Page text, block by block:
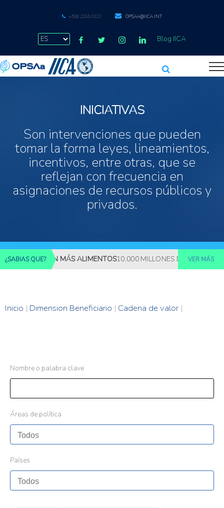
+506 2216 0222 OPSAA@IICA.INT
Blog IICA
INICIATIVAS
Son intervenciones que pueden
tomar la forma leyes, lineamientos,
incentivos, entre otras, que se
reflejan con frecuencia en
asignaciones de recursos públicos y
privados.
¿SABIAS QUE?MÁS ALIMENTOS10.000 MILLONES DE PERSONAS
VER MÁS
Inicio | Dimension Beneficiario | Cadena de valor |
Nombre o palabra clave
Áreas de política
Países